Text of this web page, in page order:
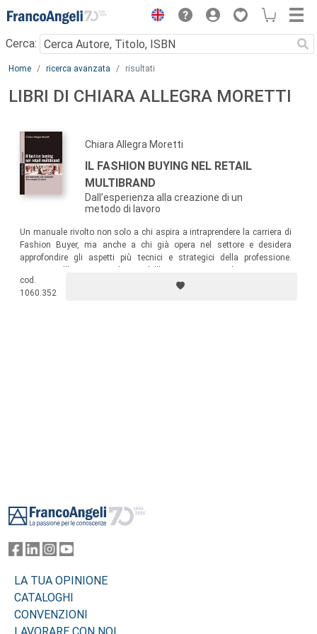
Menu
Cerca:
Main content
Home ricerca avanzata risultati
LIBRI DI CHIARA ALLEGRA MORETTI
Chiara Allegra Moretti
IL FASHION BUYING NEL RETAIL
MULTIBRAND
Dall’esperienza alla creazione di un
metodo di lavoro
Un manuale rivolto non solo a chi aspira a intraprendere la carriera di
Fashion Buyer, ma anche a chi già opera nel settore e desidera
approfondire gli aspetti più tecnici e strategici della professione.
retailer multibrand, il testo propone un metodo operativo consolidato e
testato sul campo.
cod.
1060.352
LA TUA OPINIONE
CATALOGHI
CONVENZIONI